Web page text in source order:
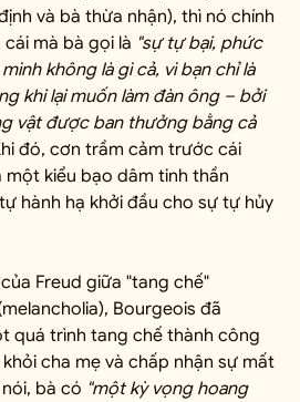
và bà thừa nhận), thì nó chính
mà bà gọi là "sự tự bại, phức
không là gì cả, vì bạn chỉ là
khi lại muốn làm đàn ông – bởi
vật được ban thưởng bằng cả
đó, cơn trầm cảm trước cái
kiểu bạo dâm tinh thần
hành hạ khởi đầu cho sự tự hủy
Freud giữa "tang chế"
Bourgeois đã
quá trình tang chế thành công
cha mẹ và chấp nhận sự mất
bà có "một kỳ vọng hoang